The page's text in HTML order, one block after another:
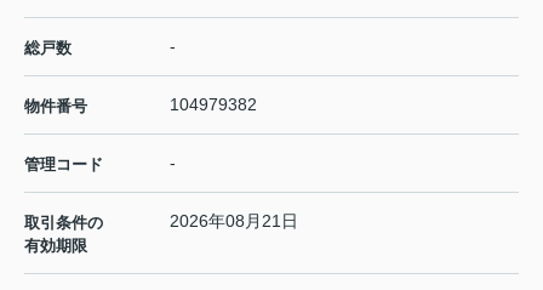
総戸数 -
物件番号 104979382
管理コード -
取引条件の
有効期限
2026年08月21日